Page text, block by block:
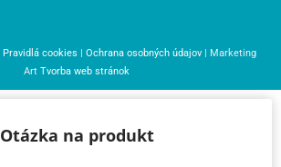
Pravidlá cookies Ochrana osobných údajov | Marketing
Art Tvorba web stránok
Otázka na produkt